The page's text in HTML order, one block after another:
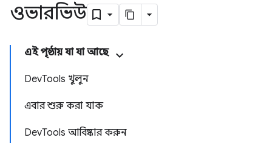
ওভারভিউ
এই পৃষ্ঠায় যা যা আছে
DevTools খুলুন
এবার শুরু করা যাক
DevTools আবিষ্কার করুন